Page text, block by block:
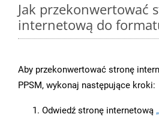
Jak przekonwertować
internetową do
Aby przekonwertować stronę
PPSM, wykonaj następujące kroki:
Odwiedź stronę internetową